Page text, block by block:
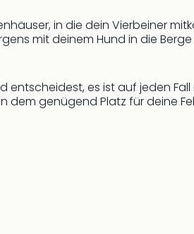
in die dein Vierbeiner
mit deinem Hund in die
entscheidest, es ist auf jeden
dem genügend Platz für deine